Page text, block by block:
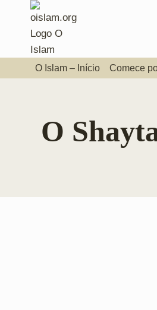
Conteúdo
O Islam – Início Comece
O